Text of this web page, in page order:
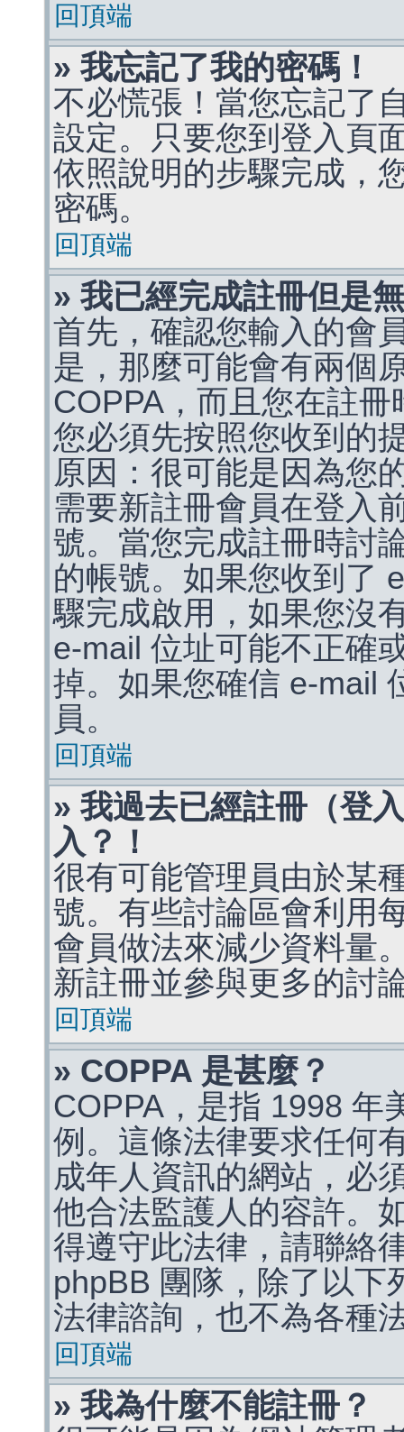
回頂端
» 我忘記了我的密碼！
不必慌張！當您忘記了
設定。只要您到登入頁
依照說明的步驟完成，
密碼。
回頂端
» 我已經完成註冊但是
首先，確認您輸入的會
是，那麼可能會有兩個
COPPA，而且您在註
您必須先按照您收到的
原因：很可能是因為您
需要新註冊會員在登入
號。當您完成註冊時討
的帳號。如果您收到了
驟完成啟用，如果您沒
e-mail 位址可能不正確
掉。如果您確信 e-mail
員。
回頂端
» 我過去已經註冊（登
入？！
很有可能管理員由於某
號。有些討論區會利用
會員做法來減少資料量
新註冊並參與更多的討
回頂端
» COPPA 是甚麼？
COPPA，是指 1998 年
例。這條法律要求任何
成年人資訊的網站，必
他合法監護人的容許。
得遵守此法律，請聯絡
phpBB 團隊，除了以下
法律諮詢，也不為各種
回頂端
» 我為什麼不能註冊？